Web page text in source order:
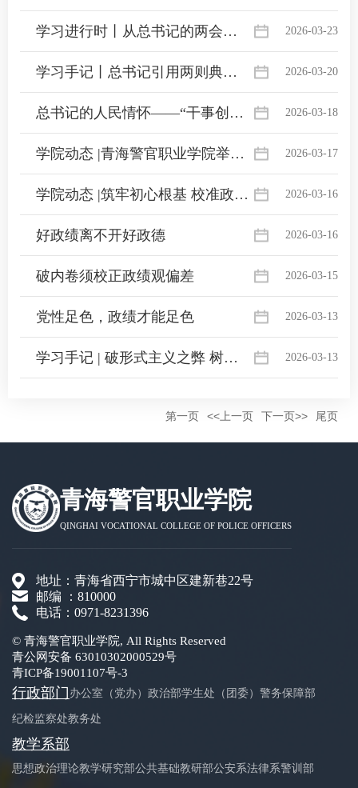
学习进行时丨从总书记的两会故事领悟正确政绩观 2026-03-23
学习手记丨总书记引用两则典故阐明正确政绩观 2026-03-20
总书记的人民情怀——“干事创业一定要树立正确政绩观” 2026-03-18
学院动态 |青海警官职业学院举办树立和践行正确政绩观学习教育读书班 2026-03-17
学院动态 |筑牢初心根基 校准政绩导向——学院举办树立和践行正确政绩观学习教育专题辅导讲座 2026-03-16
好政绩离不开好政德 2026-03-16
破内卷须校正政绩观偏差 2026-03-15
党性足色，政绩才能足色 2026-03-13
学习手记 | 破形式主义之弊 树立践行正确政绩观 2026-03-13
第一页 <<上一页 下一页>> 尾页
青海警官职业学院
QINGHAI VOCATIONAL COLLEGE OF POLICE OFFICERS
地址：青海省西宁市城中区建新巷22号
邮编 ：810000
电话：0971-8231396
© 青海警官职业学院, All Rights Reserved
青公网安备 63010302000529号
青ICP备19001107号-3
行政部门 办公室（党办） 政治部学生处（团委） 警务保障部
纪检监察处教务处
教学系部
思想政治理论教学研究部公共基础教研部公安系法律系警训部